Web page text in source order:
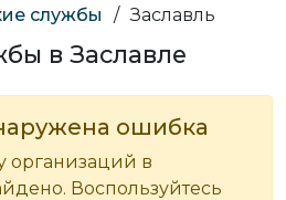
службы / Заславль
в Заславле
ошибка
организаций в
Воспользуйтесь